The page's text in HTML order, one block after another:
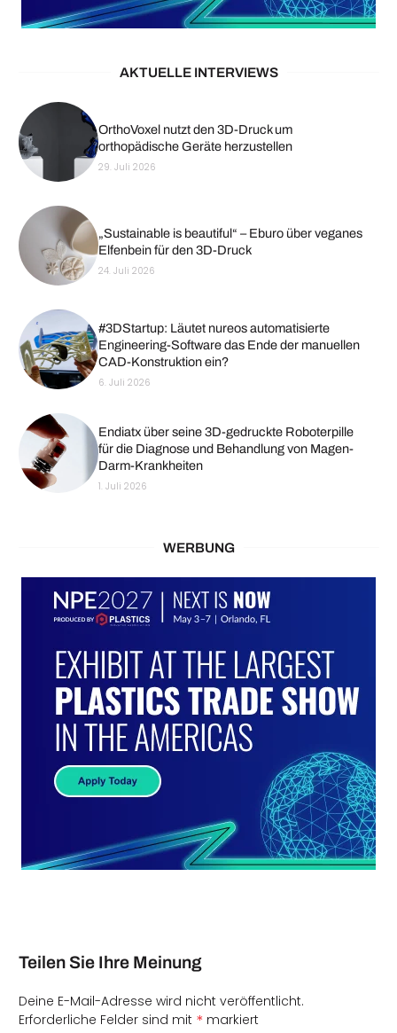
AKTUELLE INTERVIEWS
OrthoVoxel nutzt den 3D-Druck um
orthopädische Geräte herzustellen
29. Juli 2026
„Sustainable is beautiful“ – Eburo über veganes
Elfenbein für den 3D-Druck
24. Juli 2026
#3DStartup: Läutet nureos automatisierte
Engineering-Software das Ende der manuellen
CAD-Konstruktion ein?
6. Juli 2026
Endiatx über seine 3D-gedruckte Roboterpille
für die Diagnose und Behandlung von Magen-
Darm-Krankheiten
1. Juli 2026
WERBUNG
Teilen Sie Ihre Meinung
Deine E-Mail-Adresse wird nicht veröffentlicht.
Erforderliche Felder sind mit * markiert